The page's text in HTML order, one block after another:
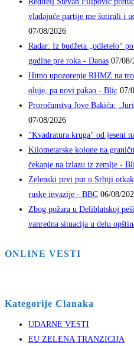
vladajuće partije me šutirali i
07/08/2026
Radar: Iz budžeta „odletelo“
godine pre roka - Danas 07/08/
Hitno upozorenje RHMZ na
oluje, pa novi pakao - Blic 07/
Proročanstva Jove Bakića:
07/08/2026
"Kvadratura kruga" od jeseni
Kilometarske kolone na
čekanje na izlazu iz zemlje -
Zelenski prvi put u Srbiji
ruske invazije - BBC 06/08/
Zbog požara u Deliblatskoj
vanredna situacija u delu
ONLINE VESTI
Kategorije Clanaka
UDARNE VESTI
EU ZELENA TRANZICIJA